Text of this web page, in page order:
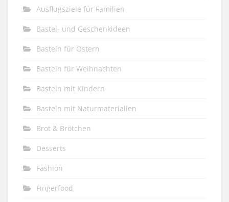
Ausflugsziele für Familien
Bastel- und Geschenkideen
Basteln für Ostern
Basteln für Weihnachten
Basteln mit Kindern
Basteln mit Naturmaterialien
Brot & Brötchen
Desserts
Fashion
Fingerfood